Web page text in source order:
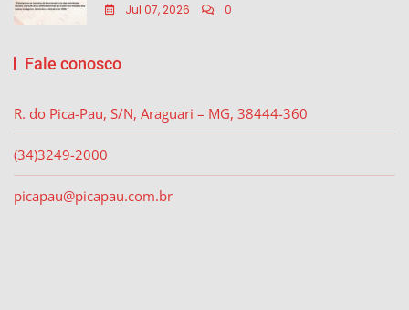
Jul 07, 2026 0
Fale conosco
R. do Pica-Pau, S/N, Araguari – MG, 38444-360
(34)3249-2000
picapau@picapau.com.br